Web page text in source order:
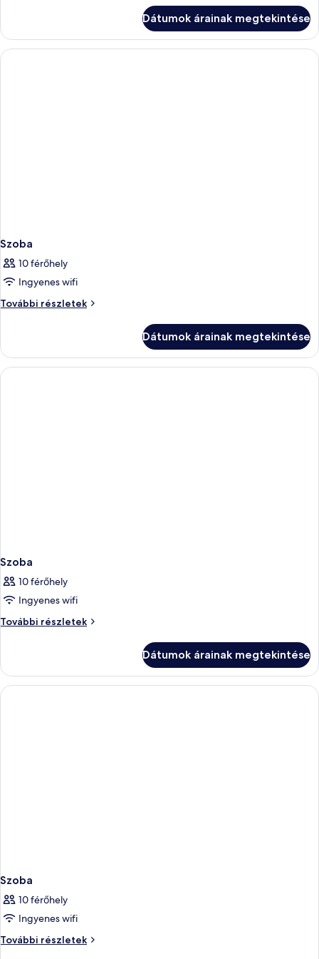
apartment
with
seaview)
tengerre
(Dunas
Duplex
Dátumok árainak megtekintése
Szoba
10 férőhely
Ingyenes wifi
További részletek
Szoba
Dátumok árainak megtekintése
Szoba
10 férőhely
Ingyenes wifi
További részletek
Szoba
Dátumok árainak megtekintése
Szoba
10 férőhely
Ingyenes wifi
További részletek
Szoba